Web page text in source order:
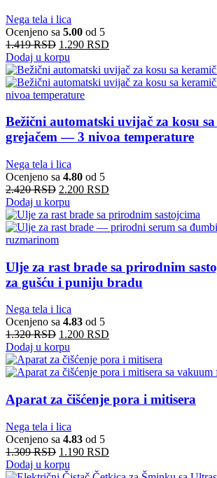
Nega tela i lica
Ocenjeno sa 5.00 od 5
1.419RSD 1.290 RSD
Dodaj u korpu
Bežični automatski uvijač za kosu
grejačem — 3 nivoa temperature
Nega tela i lica
Ocenjeno sa 4.80 od 5
2.420RSD 2.200 RSD
Dodaj u korpu
Ulje za rast brade sa prirodnim
za gušću i puniju bradu
Nega tela i lica
Ocenjeno sa 4.83 od 5
1.320RSD 1.200 RSD
Dodaj u korpu
Aparat za čišćenje pora i mitisera
Nega tela i lica
Ocenjeno sa 4.83 od 5
1.309RSD 1.190 RSD
Dodaj u korpu